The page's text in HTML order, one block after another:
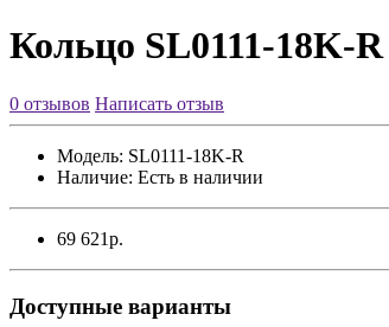
Кольцо SL0111-18K-R
0 отзывов Написать отзыв
Модель: SL0111-18K-R
Наличие: Есть в наличии
69 621р.
Доступные варианты